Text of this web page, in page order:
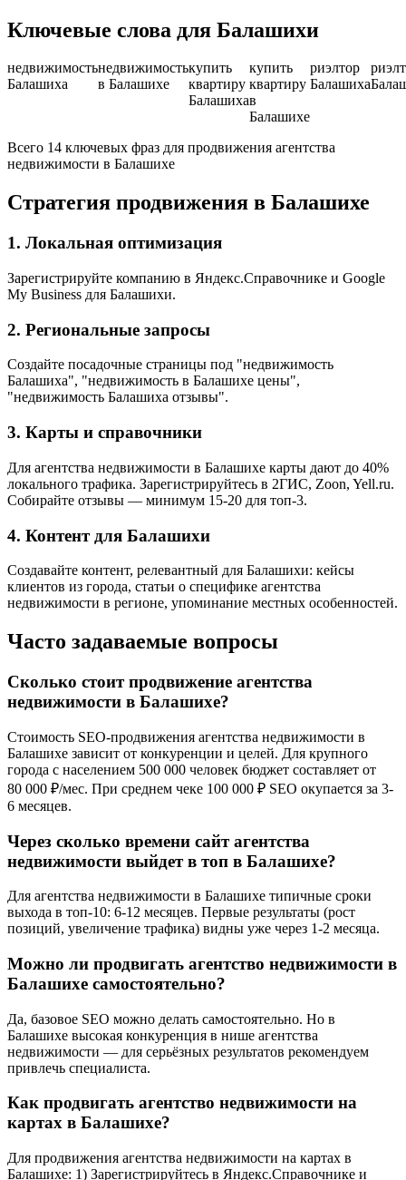
Ключевые слова для Балашихи
недвижимость
Балашиха
недвижимость
в Балашихе
купить
квартиру
Балашиха
купить
квартиру
в
Балашихе
риэлтор
Балашиха
Всего 14 ключевых фраз для продвижения агентства
недвижимости в Балашихе
Стратегия продвижения в Балашихе
1. Локальная оптимизация
Зарегистрируйте компанию в Яндекс.Справочнике и Google
My Business для Балашихи.
2. Региональные запросы
Создайте посадочные страницы под "недвижимость
Балашиха", "недвижимость в Балашихе цены",
"недвижимость Балашиха отзывы".
3. Карты и справочники
Для агентства недвижимости в Балашихе карты дают до 40%
локального трафика. Зарегистрируйтесь в 2ГИС, Zoon, Yell.ru.
Собирайте отзывы — минимум 15-20 для топ-3.
4. Контент для Балашихи
Создавайте контент, релевантный для Балашихи: кейсы
клиентов из города, статьи о специфике агентства
недвижимости в регионе, упоминание местных особенностей.
Часто задаваемые вопросы
Сколько стоит продвижение агентства
недвижимости в Балашихе?
Стоимость SEO-продвижения агентства недвижимости в
Балашихе зависит от конкуренции и целей. Для крупного
города с населением 500 000 человек бюджет составляет от
80 000 ₽/мес. При среднем чеке 100 000 ₽ SEO окупается за 3-
6 месяцев.
Через сколько времени сайт агентства
недвижимости выйдет в топ в Балашихе?
Для агентства недвижимости в Балашихе типичные сроки
выхода в топ-10: 6-12 месяцев. Первые результаты (рост
позиций, увеличение трафика) видны уже через 1-2 месяца.
Можно ли продвигать агентство недвижимости в
Балашихе самостоятельно?
Да, базовое SEO можно делать самостоятельно. Но в
Балашихе высокая конкуренция в нише агентства
недвижимости — для серьёзных результатов рекомендуем
привлечь специалиста.
Как продвигать агентство недвижимости на
картах в Балашихе?
Для продвижения агентства недвижимости на картах в
Балашихе: 1) Зарегистрируйтесь в Яндекс.Справочнике и